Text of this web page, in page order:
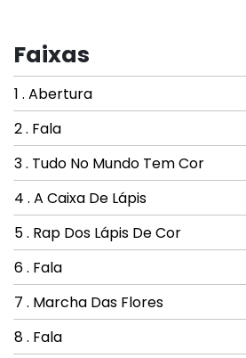
Faixas
1 . Abertura
2 . Fala
3 . Tudo No Mundo Tem Cor
4 . A Caixa De Lápis
5 . Rap Dos Lápis De Cor
6 . Fala
7 . Marcha Das Flores
8 . Fala